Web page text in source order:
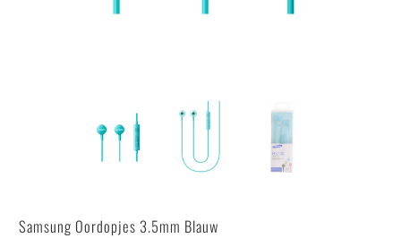
Samsung Oordopjes 3.5mm Blauw